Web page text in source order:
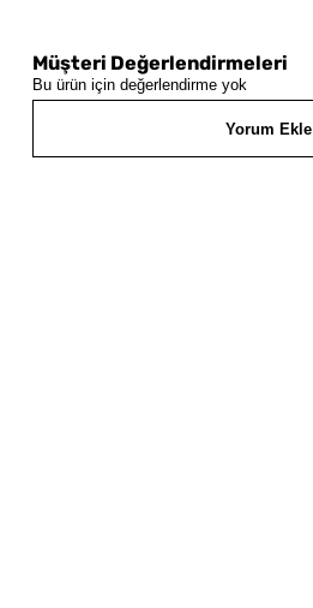
Müşteri Değerlendirmeleri
Bu ürün için değerlendirme yok
Yorum Ekle